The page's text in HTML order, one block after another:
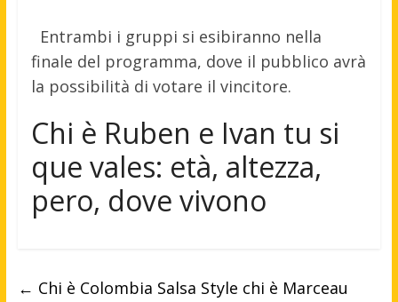
Entrambi i gruppi si esibiranno nella
finale del programma, dove il pubblico avrà
la possibilità di votare il vincitore.
Chi è Ruben e Ivan tu si
que vales: età, altezza,
pero, dove vivono
← Chi è Colombia Salsa Style chi è Marceau